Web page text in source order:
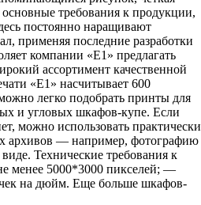
требования к продукции,
постоянно наращивают
применяя последние разработки
компании «Е1» предлагать
ассортимент качественной
«Е1» насчитывает 600
легко подобрать принты для
и угловых шкафов-купе. Если
можно использовать практически
архивов — например, фотографию
Технические требования к
менее 5000*3000 пикселей; —
на дюйм. Еще больше шкафов-